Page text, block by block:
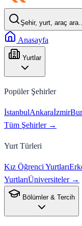
Şehir, yurt, araç ara…
Anasayfa
Yurtlar
Popüler Şehirler
İstanbulAnkaraİzmir
Tüm Şehirler →
Yurt Türleri
Kız Öğrenci Yurtları
YurtlarıÜniversiteler →
Bölümler & Tercih